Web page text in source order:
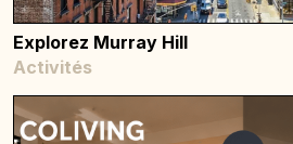
Explorez Murray Hill
Activités